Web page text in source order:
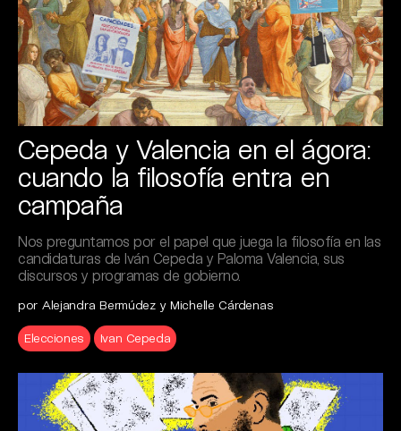
Cepeda y Valencia en el ágora:
cuando la filosofía entra en
campaña
Nos preguntamos por el papel que juega la filosofía en las
candidaturas de Iván Cepeda y Paloma Valencia, sus
discursos y programas de gobierno.
por Alejandra Bermúdez y Michelle Cárdenas
Elecciones Ivan Cepeda